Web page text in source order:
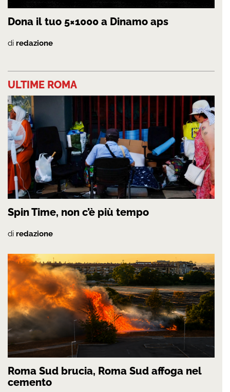
Dona il tuo 5×1000 a Dinamo aps
di redazione
ULTIME ROMA
Spin Time, non c’è più tempo
di redazione
Roma Sud brucia, Roma Sud affoga nel
cemento